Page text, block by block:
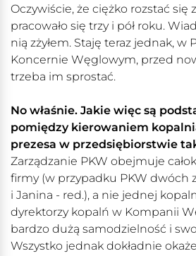
Oczywiście, że ciężko rozstać się
pracowało się trzy i pół roku.
nią zżyłem. Staję teraz jednak, w
Koncernie Węglowym, przed
trzeba im sprostać.
No właśnie. Jakie więc są
pomiędzy kierowaniem
prezesa w przedsiębiorstwie
Zarządzanie PKW obejmuje
firmy (w przypadku PKW dwóch
i Janina - red.), a nie jednej
dyrektorzy kopalń w Kompanii
bardzo dużą samodzielność i
Wszystko jednak dokładnie